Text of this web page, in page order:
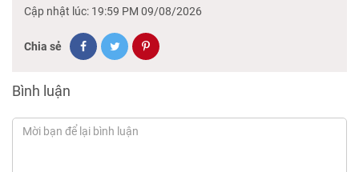
Cập nhật lúc: 19:59 PM 09/08/2026
Chia sẻ
Bình luận